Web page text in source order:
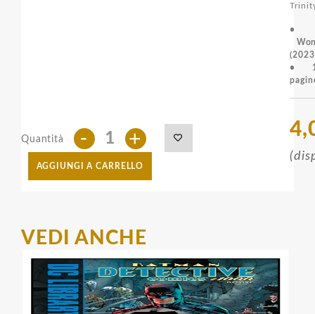
•
•
Quantità - +
AGGIUNGI A CARRELLO
VEDI ANCHE